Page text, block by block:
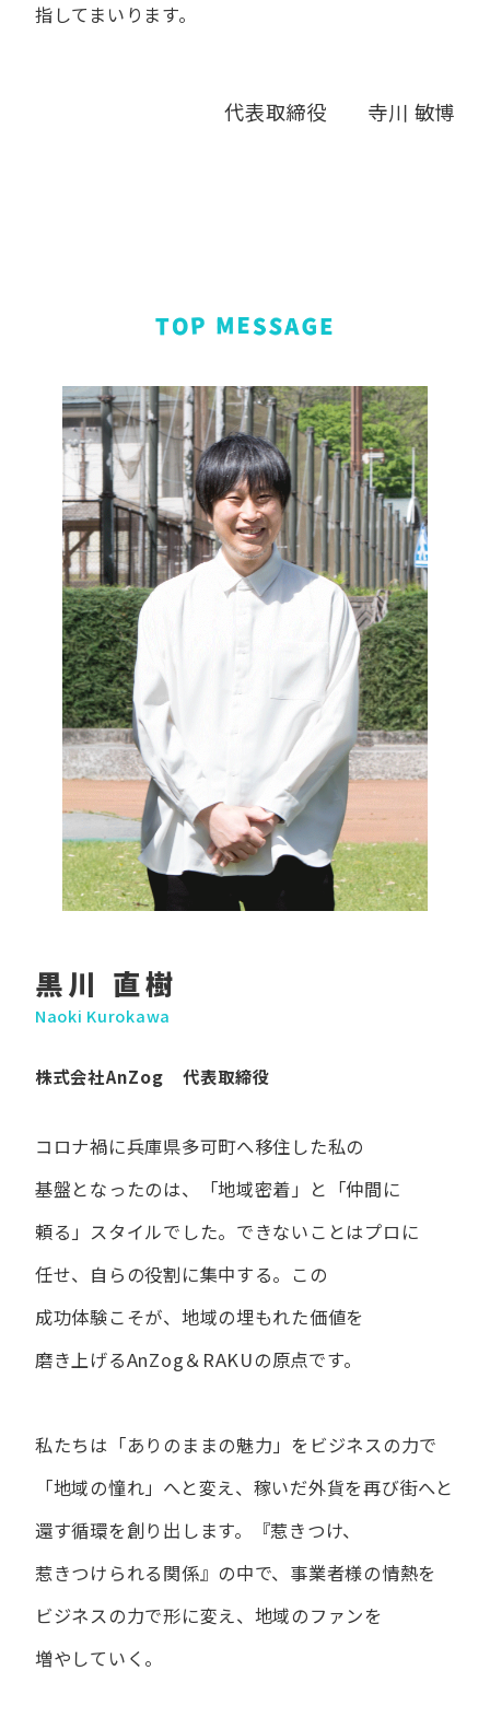
指してまいります。
代表取締役 寺川 敏博
黒川 直樹
Naoki Kurokawa
株式会社AnZog 代表取締役
コロナ禍に​兵庫県多可町へ​移住した​私の​
基盤となったのは、
「地域密着」と​「仲間に​
頼る」スタイルでした。 できない​ことは​プロに​
任せ、​自らの​役割に​集中する。 この​
成功体験こそが、​地域の​埋もれた​価値を​
磨き上げる​AnZog＆RAKUの​原点です。
私たちは​「ありの​ままの​魅力」を​ビジネスの​力で​
「地域の​憧れ」へと​変え、 稼いだ外貨を​再び街へと​
還す循環を​創り出します。
『惹きつけ、​
惹きつけられる​関係』の​中で、​事業者様の​情熱を​
ビジネスの​力で​形に​変え、 地域の​ファンを​
増やしていく。